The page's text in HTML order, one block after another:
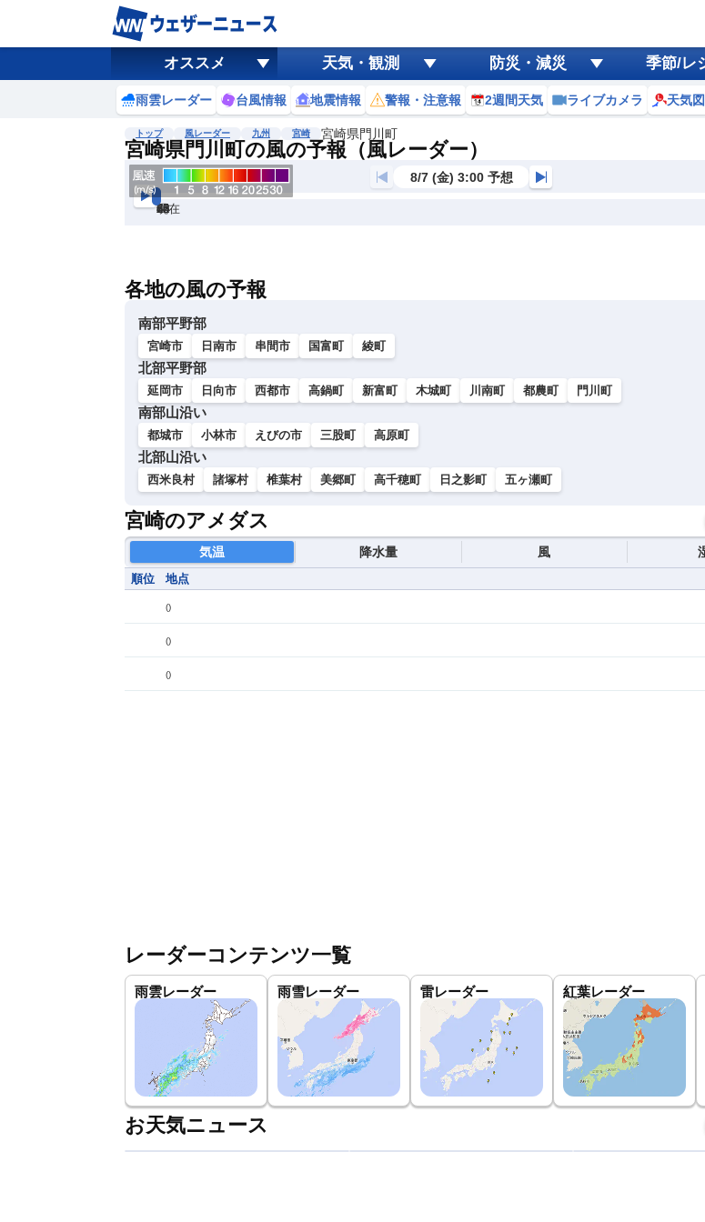
オススメ 天気・観測 防災・減災 季節/レ
雨雲レーダー 台風情報 地震情報 警報・注意報 2週間天気 ライブカメラ 天気図
トップ 風レーダー 九州 宮崎 宮崎県門川町
宮崎県門川町の風の予報（風レーダー）
8/7 (金) 3:00 予想
現在
6h
12
24
36
48
60
72
各地の風の予報
南部平野部
宮崎市 日南市 串間市 国富町 綾町
北部平野部
延岡市 日向市 西都市 高鍋町 新富町 木城町 川南町 都農町 門川町
南部山沿い
都城市 小林市 えびの市 三股町 高原町
北部山沿い
西米良村 諸塚村 椎葉村 美郷町 高千穂町 日之影町 五ヶ瀬町
宮崎のアメダス
気温 降水量 風
順位 地点
()
()
()
レーダーコンテンツ一覧
雨雲レーダー 雨雪レーダー 雷レーダー 紅葉レーダー
お天気ニュース